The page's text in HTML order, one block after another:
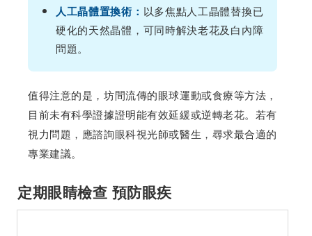
人工晶體置換術： 以多焦點人工晶體替換已
硬化的天然晶體，可同時解決老花及白內障
問題。
值得注意的是，坊間流傳的眼球運動或食療等方法，
目前未有科學證據證明能有效延緩或逆轉老花。若有
視力問題，應諮詢眼科視光師或醫生，尋求最合適的
專業建議。
定期眼睛檢查 預防眼疾